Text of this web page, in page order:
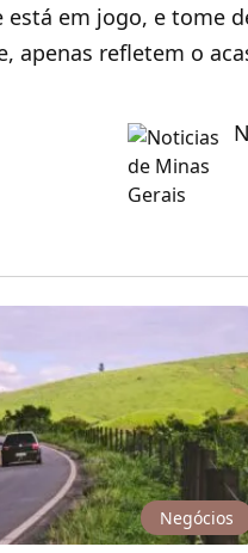
está em jogo, e tome
apenas refletem o
Negócios